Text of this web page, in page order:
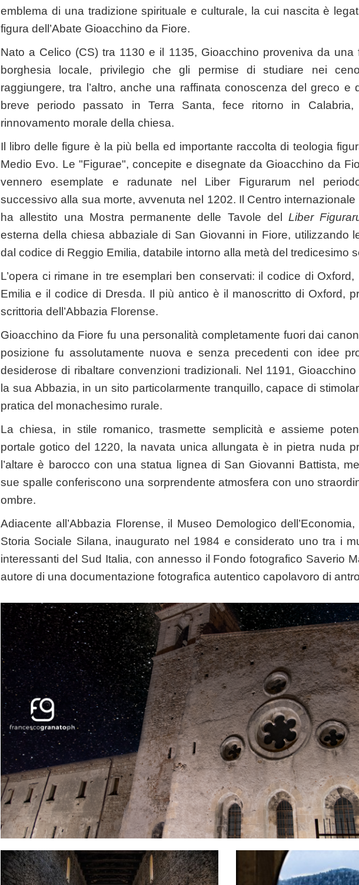
emblema di una tradizione spirituale e culturale, la cui nascita è
figura dell’Abate Gioacchino da Fiore.
Nato a Celico (CS) tra 1130 e il 1135, Gioacchino proveniva da una
borghesia locale, privilegio che gli permise di studiare nei
raggiungere, tra l’altro, anche una raffinata conoscenza del greco e
breve periodo passato in Terra Santa, fece ritorno in
rinnovamento morale della chiesa.
Il libro delle figure è la più bella ed importante raccolta di teologia
Medio Evo. Le "Figurae", concepite e disegnate da Gioacchino da
vennero esemplate e radunate nel Liber Figurarum nel
successivo alla sua morte, avvenuta nel 1202. Il Centro
ha allestito una Mostra permanente delle Tavole delLiber
esterna della chiesa abbaziale di San Giovanni in Fiore, utilizzando
dal codice di Reggio Emilia, databile intorno alla metà del tredicesimo
L’opera ci rimane in tre esemplari ben conservati: il codice di
Emilia e il codice di Dresda. Il più antico è il manoscritto di Oxford,
scrittoria dell’Abbazia Florense.
Gioacchino da Fiore fu una personalità completamente fuori dai
posizione fu assolutamente nuova e senza precedenti con idee
desiderose di ribaltare convenzioni tradizionali. Nel 1191,
la sua Abbazia, in un sito particolarmente tranquillo, capace di
pratica del monachesimo rurale.
La chiesa, in stile romanico, trasmette semplicità e assieme
portale gotico del 1220, la navata unica allungata è in pietra nuda
l’altare è barocco con una statua lignea di San Giovanni Battista,
sue spalle conferiscono una sorprendente atmosfera con uno
ombre.
Adiacente all’Abbazia Florense, il Museo Demologico
Storia Sociale Silana, inaugurato nel 1984 e considerato uno tra i
interessanti del Sud Italia, con annesso il Fondo fotografico Saverio
autore di una documentazione fotografica autentico capolavoro di